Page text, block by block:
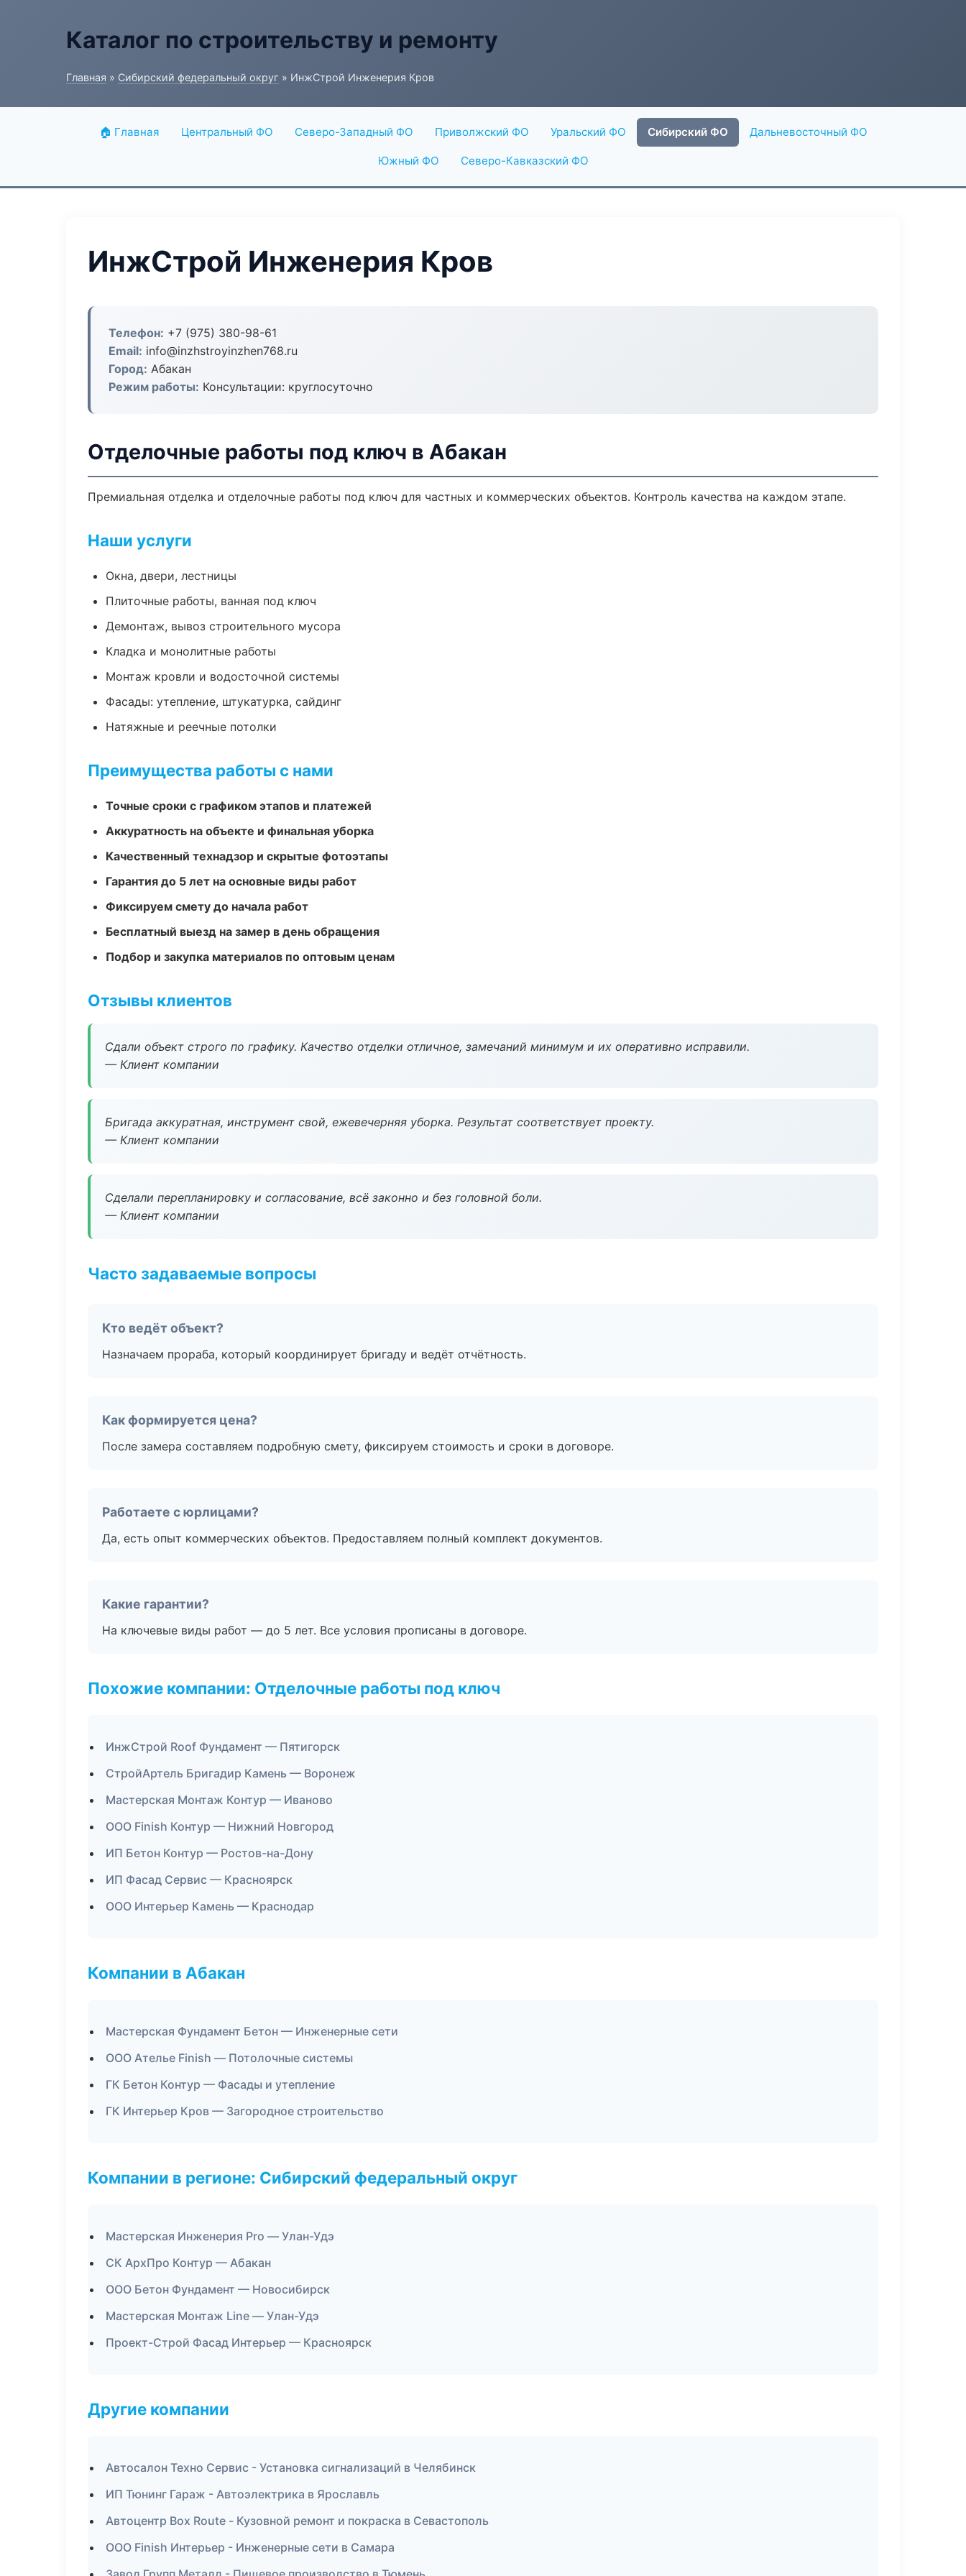
Каталог по строительству и ремонту
Главная » Сибирский федеральный округ » ИнжСтрой Инженерия Кров
🏠 Главная Центральный ФО Северо-Западный ФО Приволжский ФО Уральский ФО Сибирский ФО Дальневосточный ФО
Южный ФО Северо-Кавказский ФО
ИнжСтрой Инженерия Кров
Телефон: +7 (975) 380-98-61
Email: info@inzhstroyinzhen768.ru
Город: Абакан
Режим работы: Консультации: круглосуточно
Отделочные работы под ключ в Абакан
Премиальная отделка и отделочные работы под ключ для частных и коммерческих объектов. Контроль качества на каждом этапе.
Наши услуги
Окна, двери, лестницы
Плиточные работы, ванная под ключ
Демонтаж, вывоз строительного мусора
Кладка и монолитные работы
Монтаж кровли и водосточной системы
Фасады: утепление, штукатурка, сайдинг
Натяжные и реечные потолки
Преимущества работы с нами
Точные сроки с графиком этапов и платежей
Аккуратность на объекте и финальная уборка
Качественный технадзор и скрытые фотоэтапы
Гарантия до 5 лет на основные виды работ
Фиксируем смету до начала работ
Бесплатный выезд на замер в день обращения
Подбор и закупка материалов по оптовым ценам
Отзывы клиентов
Сдали объект строго по графику. Качество отделки отличное, замечаний минимум и их оперативно исправили.
— Клиент компании
Бригада аккуратная, инструмент свой, ежевечерняя уборка. Результат соответствует проекту.
— Клиент компании
Сделали перепланировку и согласование, всё законно и без головной боли.
— Клиент компании
Часто задаваемые вопросы
Кто ведёт объект?
Назначаем прораба, который координирует бригаду и ведёт отчётность.
Как формируется цена?
После замера составляем подробную смету, фиксируем стоимость и сроки в договоре.
Работаете с юрлицами?
Да, есть опыт коммерческих объектов. Предоставляем полный комплект документов.
Какие гарантии?
На ключевые виды работ — до 5 лет. Все условия прописаны в договоре.
Похожие компании: Отделочные работы под ключ
ИнжСтрой Roof Фундамент — Пятигорск
СтройАртель Бригадир Камень — Воронеж
Мастерская Монтаж Контур — Иваново
ООО Finish Контур — Нижний Новгород
ИП Бетон Контур — Ростов-на-Дону
ИП Фасад Сервис — Красноярск
ООО Интерьер Камень — Краснодар
Компании в Абакан
Мастерская Фундамент Бетон — Инженерные сети
ООО Ателье Finish — Потолочные системы
ГК Бетон Контур — Фасады и утепление
ГК Интерьер Кров — Загородное строительство
Компании в регионе: Сибирский федеральный округ
Мастерская Инженерия Pro — Улан-Удэ
СК АрхПро Контур — Абакан
ООО Бетон Фундамент — Новосибирск
Мастерская Монтаж Line — Улан-Удэ
Проект-Строй Фасад Интерьер — Красноярск
Другие компании
Автосалон Техно Сервис - Установка сигнализаций в Челябинск
ИП Тюнинг Гараж - Автоэлектрика в Ярославль
Автоцентр Box Route - Кузовной ремонт и покраска в Севастополь
ООО Finish Интерьер - Инженерные сети в Самара